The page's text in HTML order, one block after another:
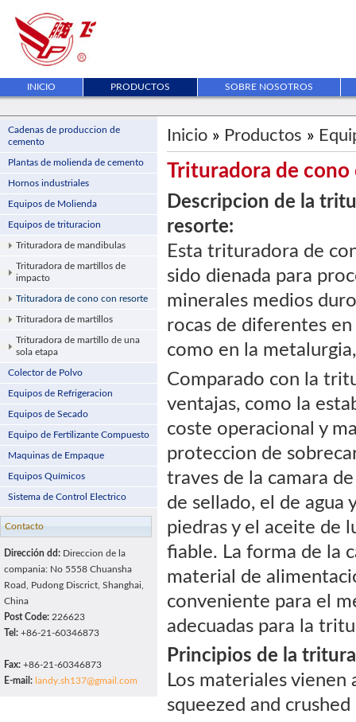
INICIO PRODUCTOS SOBRE NOSOTROS
Cadenas de produccion de
cemento
Plantas de molienda de cemento
Hornos industriales
Equipos de Molienda
Equipos de trituracion
Trituradora de mandibulas
Trituradora de martillos de
impacto
Trituradora de cono con resorte
Trituradora de martillos
Trituradora de martillo de una
sola etapa
Colector de Polvo
Equipos de Refrigeracion
Equipos de Secado
Equipo de Fertilizante Compuesto
Maquinas de Empaque
Equipos Químicos
Sistema de Control Electrico
Contacto
Dirección dd: Direccion de la
compania: No 5558 Chuansha
Road, Pudong Discrict, Shanghai,
China
Post Code: 226623
Tel: +86-21-60346873
Fax: +86-21-60346873
E-mail: landy.sh137@gmail.com
Inicio » Productos »
Trituradora de cono
Descripcion de la
resorte:
Esta trituradora de
sido dienada para
minerales medios
rocas de diferentes
como en la
Comparado con la
ventajas, como la
coste operacional y
proteccion de
traves de la camara
de sellado, el de agua
piedras y el aceite de
fiable. La forma de la
material de
conveniente para el
adecuadas para la
Principios de la
Los materiales vienen
squeezed and